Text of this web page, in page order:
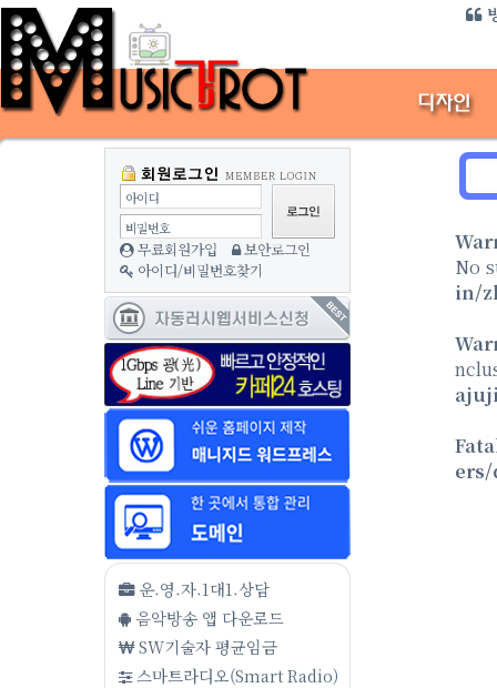
아이디
비밀번호
무료회원가입
보안로그인
아이디/비밀번호찾기
운.영.자.1대1.상담
음악방송 앱 다운로드
SW기술자 평균임금
스마트라디오(Smart Radio)
No
in/